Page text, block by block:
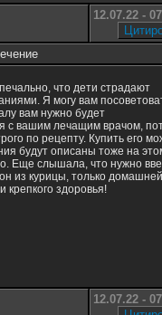
12.07.22 -
что дети страдают
Я могу вам
вам нужно будет
с вашим лечащим врачом,
по рецепту. Купить его
будут описаны тоже на
Еще слышала, что нужно
из курицы, только
крепкого здоровья!
12.07.22 -